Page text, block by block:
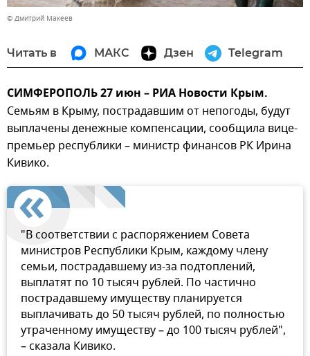
© Дмитрий Макеев
Читать в МАКС Дзен Telegram
СИМФЕРОПОЛЬ 27 июн – РИА Новости Крым.
Семьям в Крыму, пострадавшим от непогоды, будут
выплачены денежные компенсации, сообщила вице-
премьер республики – министр финансов РК Ирина
Кивико.
"В соответствии с распоряжением Совета
министров Республики Крым, каждому члену
семьи, пострадавшему из-за подтоплений,
выплатят по 10 тысяч рублей. По частично
пострадавшему имуществу планируется
выплачивать до 50 тысяч рублей, по полностью
утраченному имуществу – до 100 тысяч рублей",
– сказала Кивико.